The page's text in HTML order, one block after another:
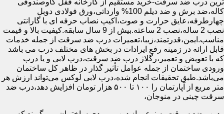
کاله،ضد برش و ضد دیلم 100% وارداتی،ورق فولادی دوبل
چهارطرفه،عایق حرارت و صوت،اکیپ نصاب حرفه ای با گارانتی
نصب 2 ساله،نصب 2 ساعته.بیش از 9 سال سابقه.کیفیت بالا و قیمت
مناسب.ایمن،قدرتمند،زیبا،تعمیرات درب ضد سرقت از جمله خدمات
قابل ارائه در زمینه رفع ایرادات در بخش های مختلف درب می باشد
که با تعویض و تعمیر،رگلاژ درب ضد سرقت،درب لابی و یا درب
ورودی ساختمان از جمله عوامل تأثیر گذار در ظاهر کل ساختمان
می‌باشد.طبق تحقیقات انجام شده،درب لابی لوکس می‌تواند ارزش هر
متر مربع از آپارتمان را ۱۰۰ تا ۵۰۰ هزار تومان افزایش دهد،درب ضد
سرقت چینی در منوجان،